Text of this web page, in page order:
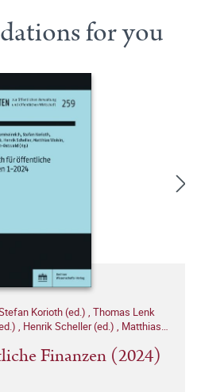
for you
Korioth (ed.) , Thomas Lenk
, Henrik Scheller (ed.) , Matthias
Finanzen (2024)